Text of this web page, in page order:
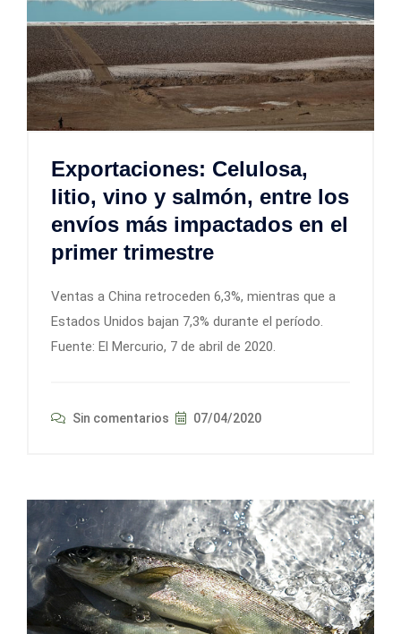
Exportaciones: Celulosa,
litio, vino y salmón, entre los
envíos más impactados en el
primer trimestre
Ventas a China retroceden 6,3%, mientras que a
Estados Unidos bajan 7,3% durante el período.
Fuente: El Mercurio, 7 de abril de 2020.
Sin comentarios 07/04/2020